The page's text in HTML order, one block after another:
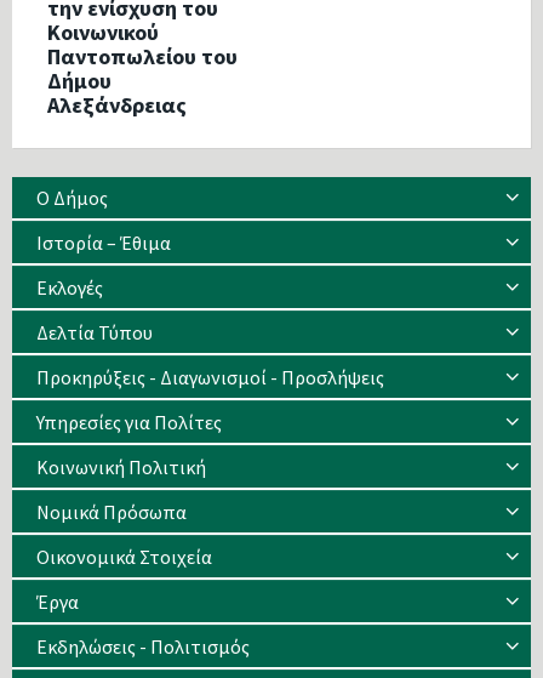
την ενίσχυση του
Κοινωνικού
Παντοπωλείου του
Δήμου
Αλεξάνδρειας
Ο Δήμος
Ιστορία – Έθιμα
Eκλογές
Δελτία Τύπου
Προκηρύξεις - Διαγωνισμοί - Προσλήψεις
Υπηρεσίες για Πολίτες
Κοινωνική Πολιτική
Νομικά Πρόσωπα
Οικονομικά Στοιχεία
Έργα
Εκδηλώσεις - Πολιτισμός